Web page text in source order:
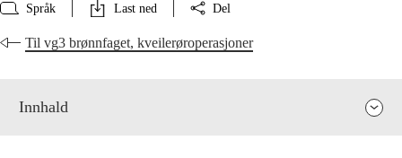
Språk Last ned Del
Til vg3 brønnfaget, kveilerøroperasjoner
Innhald